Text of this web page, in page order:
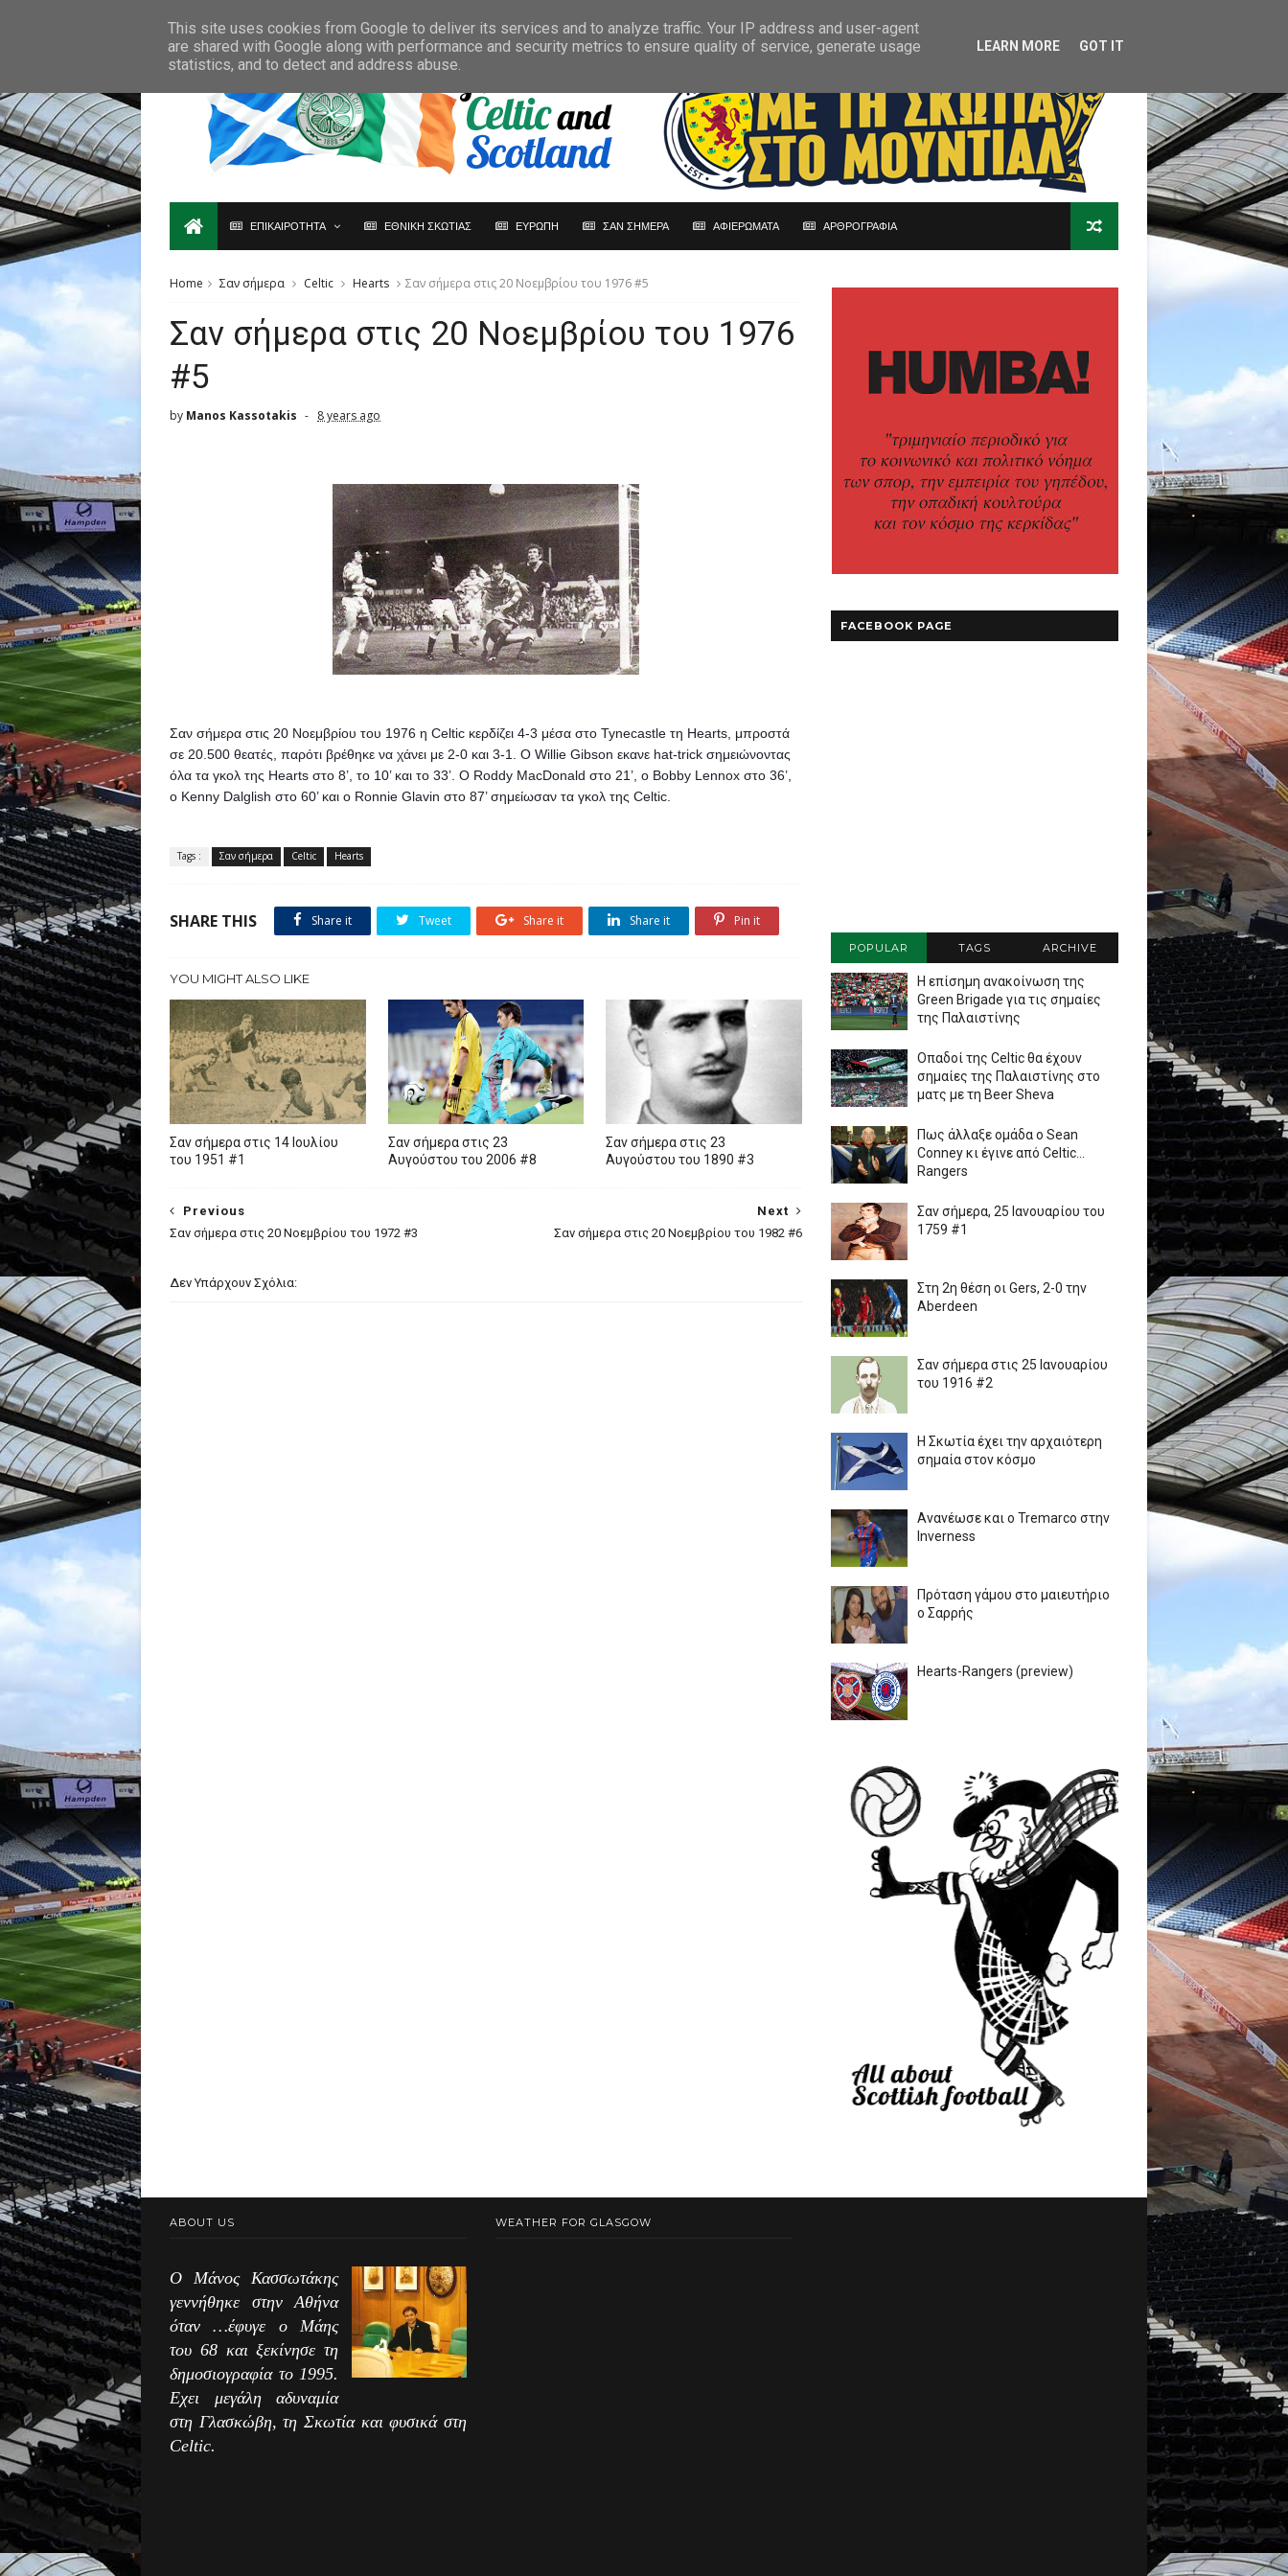
ΕΠΙΚΑΙΡΟΤΗΤΑ ΕΘΝΙΚΗ ΣΚΩΤΙΑΣ ΕΥΡΩΠΗ ΣΑΝ ΣΗΜΕΡΑ ΑΦΙΕΡΩΜΑΤΑ ΑΡΘΡΟΓΡΑΦΙΑ
Home Σαν σήμερα Celtic Hearts Σαν σήμερα στις 20 Νοεμβρίου του 1976 #5
Σαν σήμερα στις 20 Νοεμβρίου του 1976
#5
by Manos Kassotakis 8 years ago
Σαν σήμερα στις 20 Νοεμβρίου του 1976 η Celtic κερδίζει 4-3 μέσα στο Tynecastle τη Hearts, μπροστά
σε 20.500 θεατές, παρότι βρέθηκε να χάνει με 2-0 και 3-1. Ο Willie Gibson εκανε hat-trick σημειώνοντας
όλα τα γκολ της Hearts στο 8’, το 10’ και το 33’. Ο Roddy MacDonald στο 21’, ο Βοbby Lennox στο 36’,
ο Kenny Dalglish στο 60’ και ο Ronnie Glavin στο 87’ σημείωσαν τα γκολ της Celtic.
Tags : Σαν σήμερα Celtic Hearts
SHARE THIS Share it Tweet Share it Share it Pin it
YOU MIGHT ALSO LIKE
Σαν σήμερα στις 14 Ιουλίου
του 1951 #1
Σαν σήμερα στις 23
Αυγούστου του 2006 #8
Σαν σήμερα στις 23
Αυγούστου του 1890 #3
Next
Σαν σήμερα στις 20 Νοεμβρίου του 1982 #6
Previous
Σαν σήμερα στις 20 Νοεμβρίου του 1972 #3
Δεν Υπάρχουν Σχόλια:
FACEBOOK PAGE
POPULAR TAGS ARCHIVE
Η επίσημη ανακοίνωση της
Green Brigade για τις σημαίες
της Παλαιστίνης
Οπαδοί της Celtic θα έχουν
σημαίες της Παλαιστίνης στο
ματς με τη Beer Sheva
Πως άλλαξε ομάδα ο Sean
Conney κι έγινε από Celtic...
Rangers
Σαν σήμερα, 25 Ιανουαρίου του
1759 #1
Στη 2η θέση οι Gers, 2-0 την
Aberdeen
Σαν σήμερα στις 25 Ιανουαρίου
του 1916 #2
Η Σκωτία έχει την αρχαιότερη
σημαία στον κόσμο
Ανανέωσε και ο Tremarco στην
Inverness
Πρόταση γάμου στο μαιευτήριο
ο Σαρρής
Hearts-Rangers (preview)
ABOUT US
Ο Μάνος Κασσωτάκης
γεννήθηκε στην Αθήνα
όταν …έφυγε ο Μάης
του 68 και ξεκίνησε τη
δημοσιογραφία το 1995.
Εχει μεγάλη αδυναμία
στη Γλασκώβη, τη Σκωτία και φυσικά στη
Celtic.
WEATHER FOR GLASGOW
This site uses cookies from Google to deliver its services and to analyze traffic. Your IP address and user-agent
are shared with Google along with performance and security metrics to ensure quality of service, generate usage
statistics, and to detect and address abuse.
LEARN MORE GOT IT